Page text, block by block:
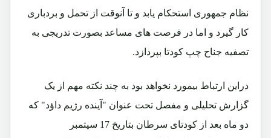
نظام جمهوری استحکام یابد و تا آنوقت از تحمل و بردباری
کار گیرد و اما در فرصت های مساعد بصورت تدریجی به
تصفیه جناح چپ کودتا بپردازد.
دراین ارتباط بیمورد نخواهد بود به چند نکته مهم از یک
گزارش تحلیلی و مفصل تحت عنوان "آینده رژیم داؤد" که
دو ماه بعد از کودتای سرطان بتاریخ 17 سپتمبر